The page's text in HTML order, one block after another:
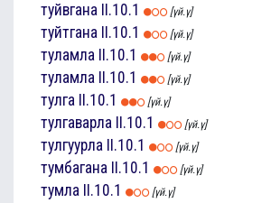
туйвгана II.10.1 [үй.ү]
туйтгана II.10.1 [үй.ү]
туламла II.10.1 [үй.ү]
туламла II.10.1 [үй.ү]
тулга II.10.1 [үй.ү]
тулгаварла II.10.1 [үй.ү]
тулгуурла II.10.1 [үй.ү]
тумбагана II.10.1 [үй.ү]
тумла II.10.1 [үй.ү]